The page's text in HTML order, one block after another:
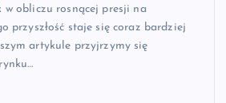
w obliczu rosnącej presji na
przyszłość staje się coraz bardziej
artykule przyjrzymy się